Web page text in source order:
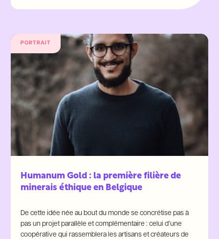
PORTRAIT
Humanum Gold : la première filière de
minerais éthique en Belgique
De cette idée née au bout du monde se concrétise pas à
pas un projet parallèle et complémentaire : celui d’une
coopérative qui rassemblera les artisans et créateurs de